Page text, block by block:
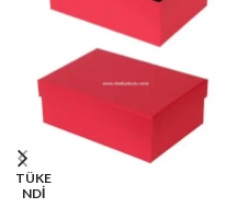
TÜKE
NDİ